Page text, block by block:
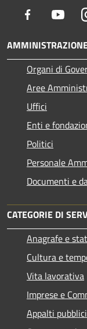
Facebook
Organi di
Aree
Uffici
Enti e
Politici
Personale
Documenti e
CATEGORIE DI
Anagrafe e
Cultura e
Vita lavorativa
Imprese e
Appalti pubblici